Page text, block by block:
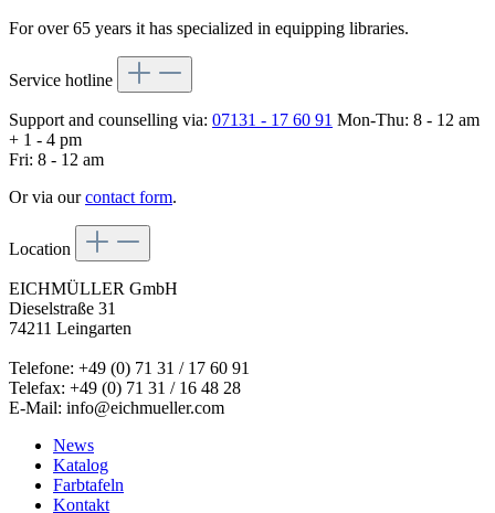
For over 65 years it has specialized in equipping libraries.
Service hotline
Support and counselling via: 07131 - 17 60 91 Mon-Thu: 8 - 12 am
+ 1 - 4 pm
Fri: 8 - 12 am
Or via ourcontact form.
Location
EICHMÜLLER GmbH
Dieselstraße 31
74211 Leingarten
Telefone: +49 (0) 71 31 / 17 60 91
Telefax: +49 (0) 71 31 / 16 48 28
E-Mail: info@eichmueller.com
News
Katalog
Farbtafeln
Kontakt